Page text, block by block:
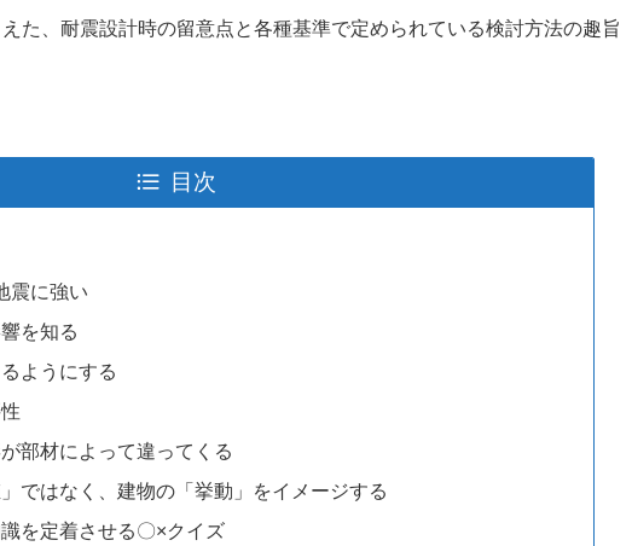
た、耐震設計時の留意点と各種基準で定められている検討方法の趣旨
目次
震に強い
を知る
ようにする
部材によって違ってくる
ではなく、建物の「挙動」をイメージする
を定着させる〇×クイズ